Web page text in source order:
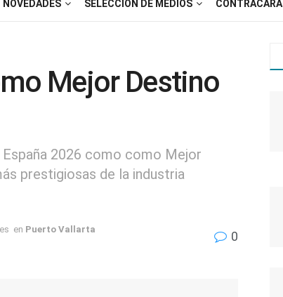
NOVEDADES SELECCIÓN DE MEDIOS CONTRACARA
Mejor Destino
2026 como como Mejor
prestigiosas de la industria
en Puerto Vallarta
0